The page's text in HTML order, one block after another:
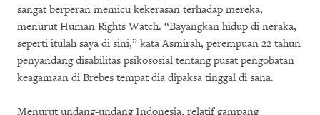
sangat berperan memicu kekerasan terhadap mereka,
menurut Human Rights Watch. “Bayangkan hidup di neraka,
seperti itulah saya di sini,” kata Asmirah, perempuan 22 tahun
penyandang disabilitas psikososial tentang pusat pengobatan
keagamaan di Brebes tempat dia dipaksa tinggal di sana.
Menurut undang-undang Indonesia, relatif gampang